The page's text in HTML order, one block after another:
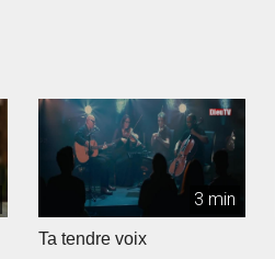
3 min
Ta tendre voix